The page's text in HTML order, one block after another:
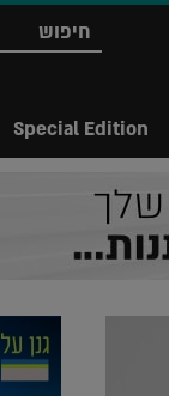
Special Edition